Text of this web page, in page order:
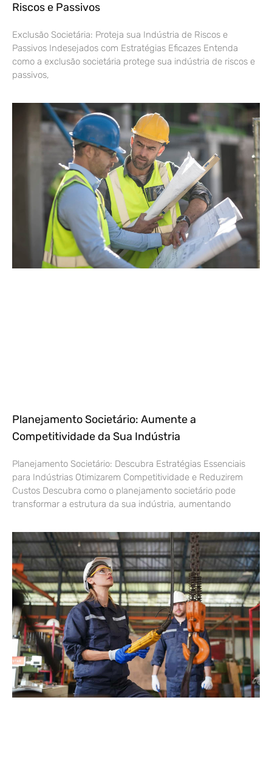
Riscos e Passivos
Exclusão Societária: Proteja sua Indústria de Riscos e
Passivos Indesejados com Estratégias Eficazes Entenda
como a exclusão societária protege sua indústria de riscos e
passivos,
Planejamento Societário: Aumente a
Competitividade da Sua Indústria
Planejamento Societário: Descubra Estratégias Essenciais
para Indústrias Otimizarem Competitividade e Reduzirem
Custos Descubra como o planejamento societário pode
transformar a estrutura da sua indústria, aumentando